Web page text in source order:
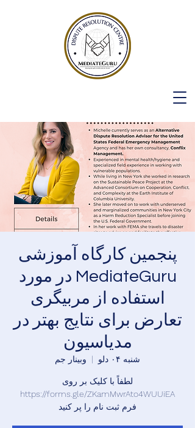
پنجمین کارگاه آموزشی
MediateGuru در مورد
استفاده از مربیگری
تعارض برای نتایج بهتر در
مدیاسیون
شنبه ۰۴ دلو
  |
وبینار جم
لطفاً با کلیک بر روی
https://forms.gle/ZKamMwrAto4WUUiEA
فرم ثبت نام را پر کنید